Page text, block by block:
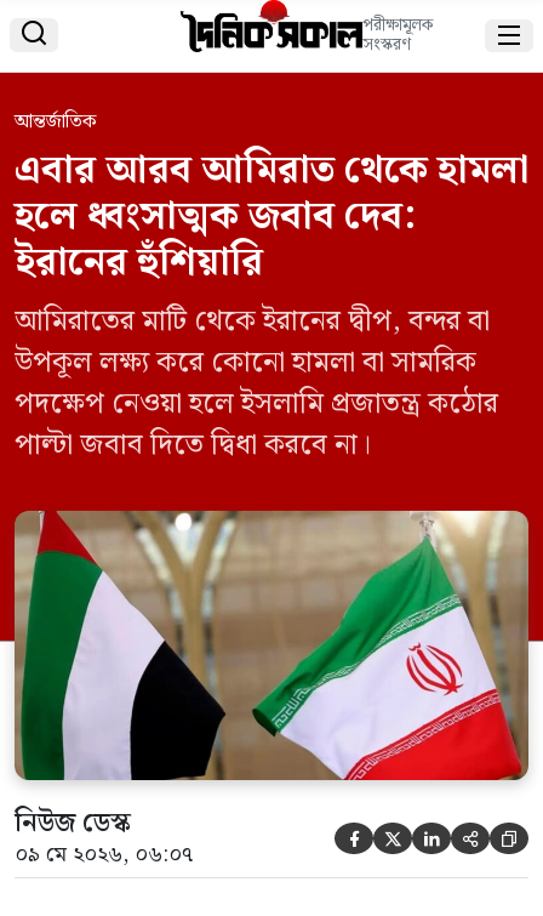
 পরীক্ষামূলক
সংস্করণ 
আন্তর্জাতিক
এবার আরব আমিরাত থেকে হামলা
হলে ধ্বংসাত্মক জবাব দেব:
ইরানের হুঁশিয়ারি
আমিরাতের মাটি থেকে ইরানের দ্বীপ, বন্দর বা
উপকূল লক্ষ্য করে কোনো হামলা বা সামরিক
পদক্ষেপ নেওয়া হলে ইসলামি প্রজাতন্ত্র কঠোর
পাল্টা জবাব দিতে দ্বিধা করবে না।
নিউজ ডেস্ক
০৯ মে ২০২৬, ০৬:০৭     